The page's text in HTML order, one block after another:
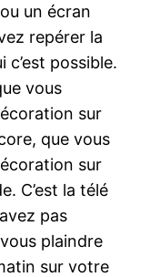
un écran
repérer la
c’est possible.
vous
sur
que vous
sur
C’est la télé
pas
plaindre
sur votre